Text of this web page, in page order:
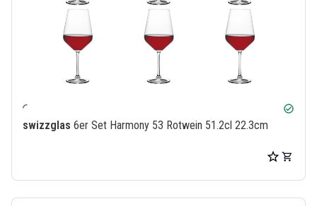
check_circle
swizzglas 6er Set Harmony 53 Rotwein 51.2cl 22.3cm